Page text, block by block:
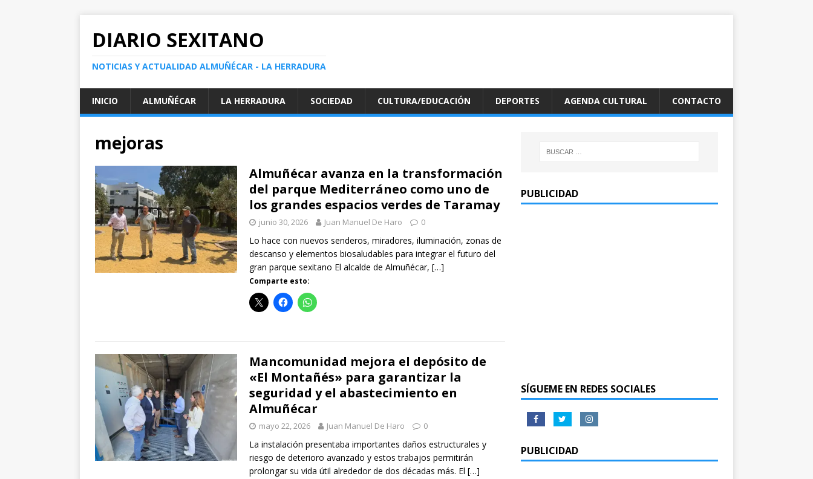
DIARIO SEXITANO
NOTICIAS Y ACTUALIDAD ALMUÑÉCAR - LA HERRADURA
INICIO ALMUÑÉCAR LA HERRADURA SOCIEDAD CULTURA/EDUCACIÓN DEPORTES AGENDA CULTURAL CONTACTO
mejoras
Almuñécar avanza en la transformación
del parque Mediterráneo como uno de
los grandes espacios verdes de Taramay
junio 30, 2026 Juan Manuel De Haro 0
Lo hace con nuevos senderos, miradores, iluminación, zonas de
descanso y elementos biosaludables para integrar el futuro del
gran parque sexitano El alcalde de Almuñécar, […]
Comparte esto:
Mancomunidad mejora el depósito de
«El Montañés» para garantizar la
seguridad y el abastecimiento en
Almuñécar
mayo 22, 2026 Juan Manuel De Haro 0
La instalación presentaba importantes daños estructurales y
riesgo de deterioro avanzado y estos trabajos permitirán
prolongar su vida útil alrededor de dos décadas más. El […]
PUBLICIDAD
SÍGUEME EN REDES SOCIALES
PUBLICIDAD